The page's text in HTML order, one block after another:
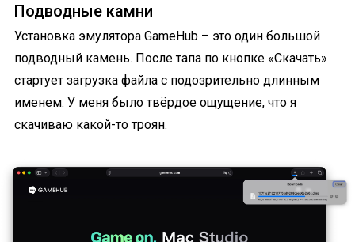
Подводные камни
Установка эмулятора GameHub – это один большой
подводный камень. После тапа по кнопке «Скачать»
стартует загрузка файла с подозрительно длинным
именем. У меня было твёрдое ощущение, что я
скачиваю какой-то троян.